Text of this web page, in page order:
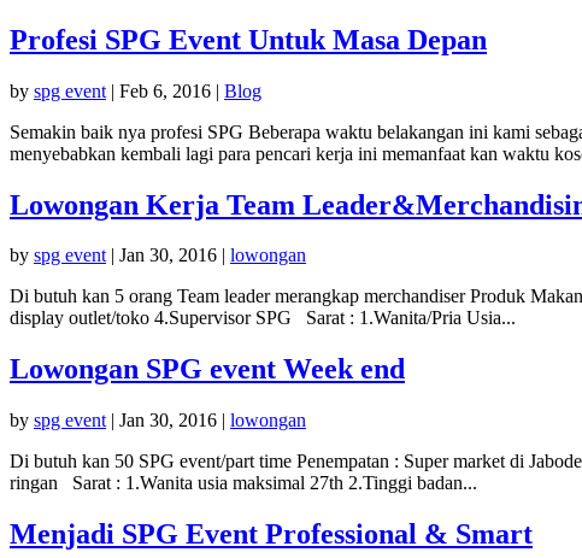
Profesi SPG Event Untuk Masa Depan
by spg event | Feb 6, 2016 | Blog
Semakin baik nya profesi SPG Beberapa waktu belakangan ini kami
menyebabkan kembali lagi para pencari kerja ini memanfaat kan waktu
Lowongan Kerja Team
by spg event| Jan 30, 2016 | lowongan
Di butuh kan 5 orang Team leader merangkap merchandiser Produk
display outlet/toko 4.Supervisor SPG Sarat : 1.Wanita/Pria Usia...
Lowongan SPG event Week end
by spg event | Jan 30, 2016 | lowongan
Di butuh kan 50 SPG event/part time Penempatan : Super market di
ringan Sarat : 1.Wanita usia maksimal 27th 2.Tinggi badan...
Menjadi SPG Event Professional & Smart